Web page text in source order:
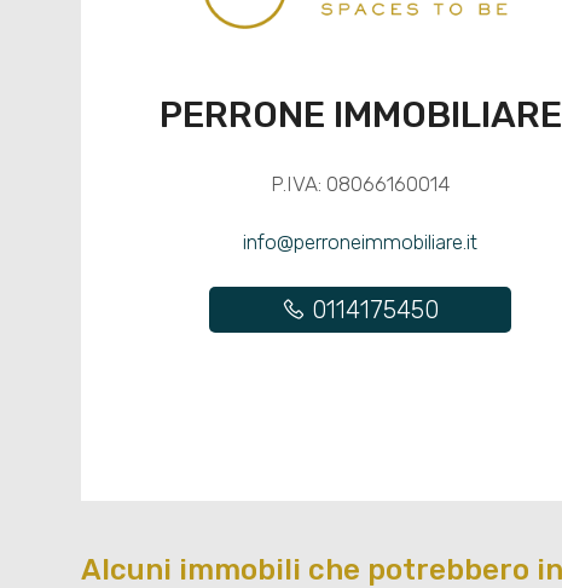
PERRONE IMMOBILIARE
P.IVA: 08066160014
info@perroneimmobiliare.it
0114175450
Alcuni immobili che potrebbero